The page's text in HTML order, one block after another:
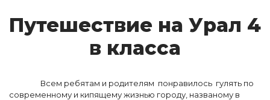
Пу­те­шес­твие на У­рал 4
в клас­са
Всем ребятам и родителям понравилось гулять по
современному и кипящему жизнью городу, названому в